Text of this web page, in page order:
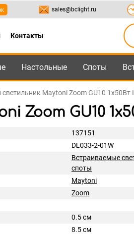
45 sales@bclight.ru
sales@bclight.ru
Контакты
Настольные Споты
Maytoni Zoom GU10 1x50Вт
GU10
137151
DL033-2-01W
Встраиваемые
споты
Maytoni
Zoom
0.5 см
8.5 см